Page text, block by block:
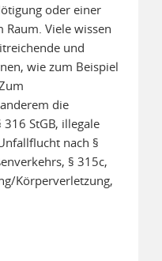
oder einer
Viele wissen
und
wie zum Beispiel
die
StGB, illegale
nach §
§ 315c,
Körperverletzung,